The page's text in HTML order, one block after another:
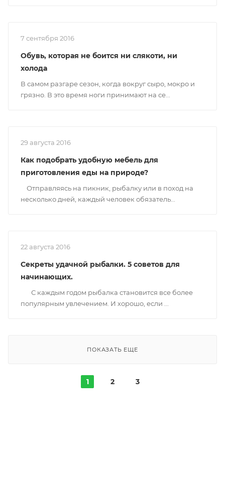
7 сентября 2016
Обувь, которая не боится ни слякоти, ни
холода
В самом разгаре сезон, когда вокруг сыро, мокро и
грязно. В это время ноги принимают на се...
29 августа 2016
Как подобрать удобную мебель для
приготовления еды на природе?
Отправляясь на пикник, рыбалку или в поход на
несколько дней, каждый человек обязатель...
22 августа 2016
Секреты удачной рыбалки. 5 советов для
начинающих.
С каждым годом рыбалка становится все более
популярным увлечением. И хорошо, если ...
ПОКАЗАТЬ ЕЩЕ
1 2 3